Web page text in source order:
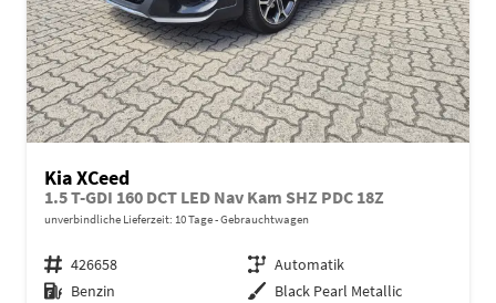
Kia XCeed
1.5 T-GDI 160 DCT LED Nav Kam SHZ PDC 18Z
unverbindliche Lieferzeit: 10 Tage Gebrauchtwagen
Fahrzeugnr. 426658 Getriebe Automatik
Kraftstoff Benzin Außenfarbe Black Pearl Metallic